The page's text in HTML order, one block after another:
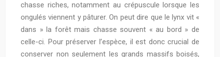
chasse riches, notamment au crépuscule lorsque les
ongulés viennent y pâturer. On peut dire que le lynx vit «
dans » la forêt mais chasse souvent « au bord » de
celle-ci. Pour préserver l’espèce, il est donc crucial de
conserver non seulement les grands massifs boisés,